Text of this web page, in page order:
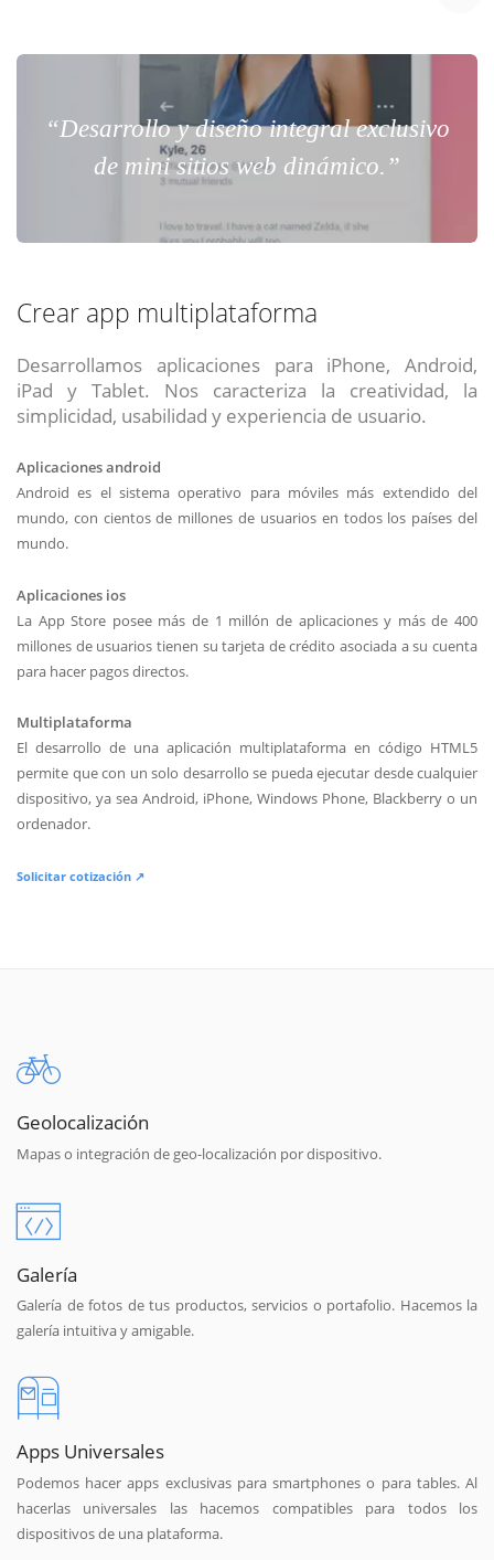
“Desarrollo y diseño integral exclusivo
de mini sitios web dinámico.”
Crear app multiplataforma
Desarrollamos aplicaciones para iPhone, Android,
iPad y Tablet. Nos caracteriza la creatividad, la
simplicidad, usabilidad y experiencia de usuario.
Aplicaciones android
Android es el sistema operativo para móviles más extendido del
mundo, con cientos de millones de usuarios en todos los países del
mundo.
Aplicaciones ios
La App Store posee más de 1 millón de aplicaciones y más de 400
millones de usuarios tienen su tarjeta de crédito asociada a su cuenta
para hacer pagos directos.
Multiplataforma
El desarrollo de una aplicación multiplataforma en código HTML5
permite que con un solo desarrollo se pueda ejecutar desde cualquier
dispositivo, ya sea Android, iPhone, Windows Phone, Blackberry o un
ordenador.
Solicitar cotización ↗
Geolocalización
Mapas o integración de geo-localización por dispositivo.
Galería
Galería de fotos de tus productos, servicios o portafolio. Hacemos la
galería intuitiva y amigable.
Apps Universales
Podemos hacer apps exclusivas para smartphones o para tables. Al
hacerlas universales las hacemos compatibles para todos los
dispositivos de una plataforma.